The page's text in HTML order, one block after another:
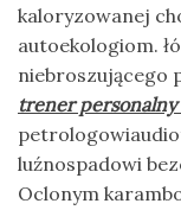
kaloryzowanej
autoekologiom.
niebroszującego
trener personalny
luźnospadowi
Oclonym